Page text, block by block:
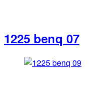
1225 benq 07